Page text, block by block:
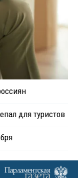
для туристов